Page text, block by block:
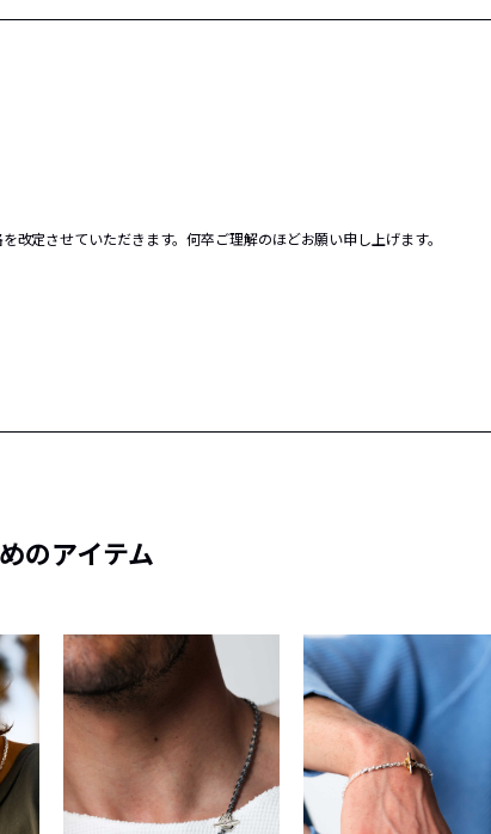
改定させていただきます。何卒ご理解のほどお願い申し上げます。
のアイテム